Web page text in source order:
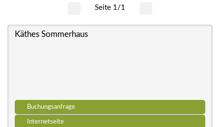
Seite 1/1
Käthes Sommerhaus
Buchungsanfrage
Internetseite